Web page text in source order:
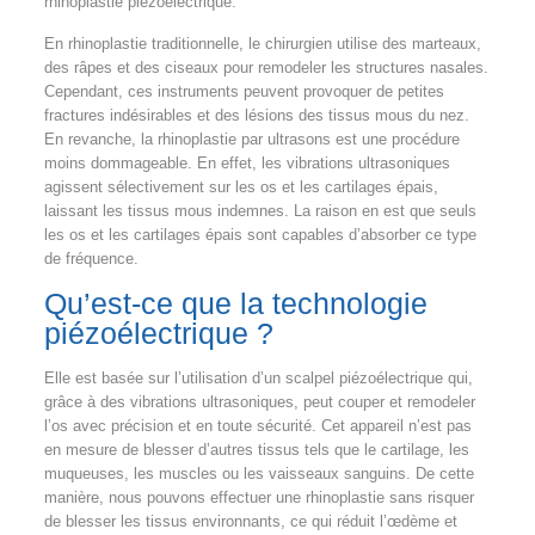
En rhinoplastie traditionnelle, le chirurgien utilise des marteaux,
des râpes et des ciseaux pour remodeler les structures nasales.
Cependant, ces instruments peuvent provoquer de petites
fractures indésirables et des lésions des tissus mous du nez.
En revanche, la rhinoplastie par ultrasons est une procédure
moins dommageable. En effet, les vibrations ultrasoniques
agissent sélectivement sur les os et les cartilages épais,
laissant les tissus mous indemnes. La raison en est que seuls
les os et les cartilages épais sont capables d’absorber ce type
de fréquence.
Qu’est-ce que la technologie
piézoélectrique ?
Elle est basée sur l’utilisation d’un scalpel piézoélectrique qui,
grâce à des vibrations ultrasoniques, peut couper et remodeler
l’os avec précision et en toute sécurité. Cet appareil n’est pas
en mesure de blesser d’autres tissus tels que le cartilage, les
muqueuses, les muscles ou les vaisseaux sanguins. De cette
manière, nous pouvons effectuer une rhinoplastie sans risquer
de blesser les tissus environnants, ce qui réduit l’œdème et